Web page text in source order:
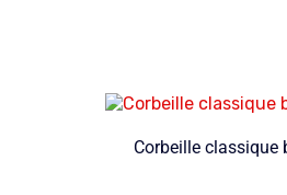
Corbeille classique